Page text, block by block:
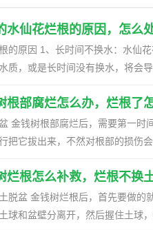
水仙花烂根的原因，怎么
时候，一定要保持水质的干净、清洁，如果提供了不
质，或是长时间没有换水，将会
将难以承受，引起肥害，不注意
环境，耐不住高温，当生长环境中的温
：发现水仙花有烂根的迹象后，
选择好，可用晾晒好的自来水。 3、定期换水：水培之后注意好后期的
质清洁，合理滴加营养液，注意
根部腐烂怎么办，烂根了
金钱树根部腐烂后，需要第一时
把它拔出来，不然对根部的损伤
以用高锰酸钾溶液浸泡一下，几
以防伤口感染。之后把它放到半阴处，等待慢慢干
此之前要配好新的盆土，旧土就
烂根怎么补救，烂根不换
脱盆 金钱树烂根后，首先要做的
球和盆壁分离开，然后握住土球